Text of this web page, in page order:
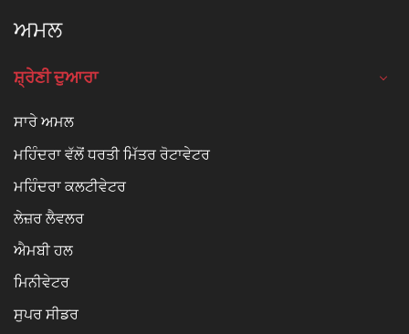
ਅਮਲ
ਸ਼੍ਰੇਣੀ ਦੁਆਰਾ
ਸਾਰੇ ਅਮਲ
ਮਹਿੰਦਰਾ ਵੱਲੋਂ ਧਰਤੀ ਮਿੱਤਰ ਰੋਟਾਵੇਟਰ
ਮਹਿੰਦਰਾ ਕਲਟੀਵੇਟਰ
ਲੇਜ਼ਰ ਲੈਵਲਰ
ਐਮਬੀ ਹਲ
ਮਿਨੀਵੇਟਰ
ਸੁਪਰ ਸੀਡਰ